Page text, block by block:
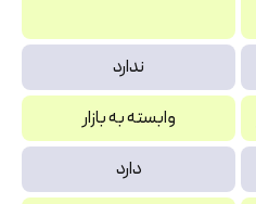
ندارد
وابسته به بازار
دارد